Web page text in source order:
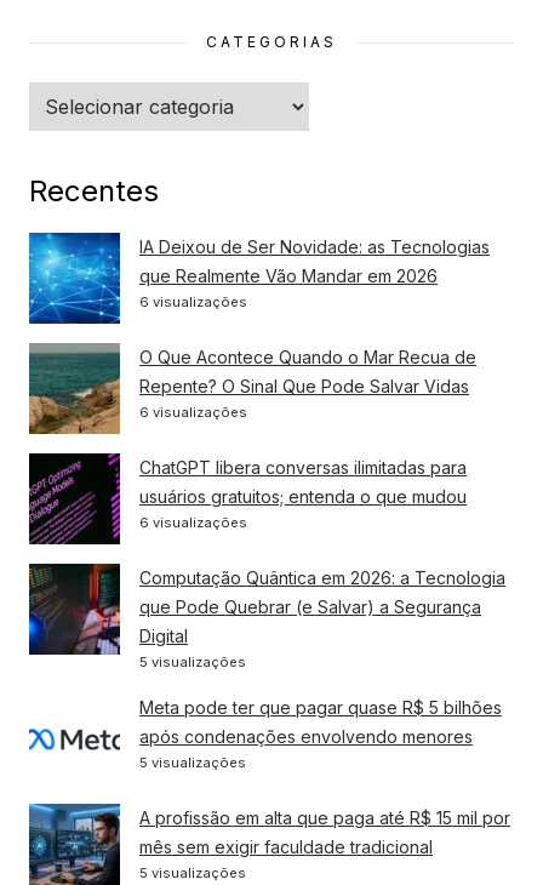
CATEGORIAS
Categorias
Recentes
IA Deixou de Ser Novidade: as Tecnologias
que Realmente Vão Mandar em 2026
6 visualizações
O Que Acontece Quando o Mar Recua de
Repente? O Sinal Que Pode Salvar Vidas
6 visualizações
ChatGPT libera conversas ilimitadas para
usuários gratuitos; entenda o que mudou
6 visualizações
Computação Quântica em 2026: a Tecnologia
que Pode Quebrar (e Salvar) a Segurança
Digital
5 visualizações
Meta pode ter que pagar quase R$ 5 bilhões
após condenações envolvendo menores
5 visualizações
A profissão em alta que paga até R$ 15 mil por
mês sem exigir faculdade tradicional
5 visualizações